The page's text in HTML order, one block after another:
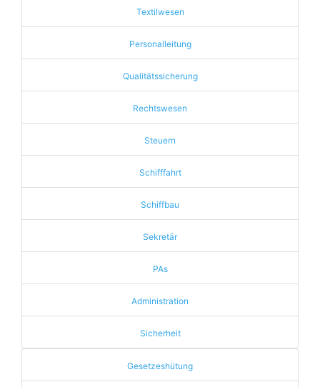
Textilwesen
Personalleitung
Qualitätssicherung
Rechtswesen
Steuern
Schifffahrt
Schiffbau
Sekretär
PAs
Administration
Sicherheit
Gesetzeshütung